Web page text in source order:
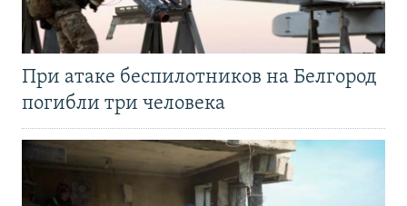
При атаке беспилотников на Белгород
погибли три человека